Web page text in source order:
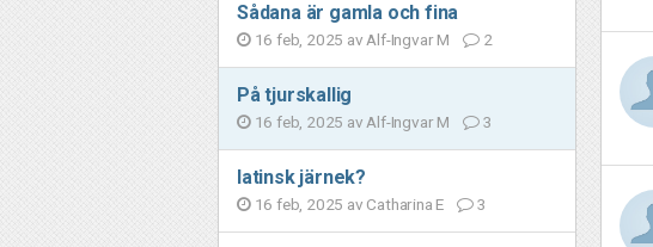
Sådana är gamla och fina
16 feb, 2025 av Alf-Ingvar M 2
På tjurskallig
16 feb, 2025 av Alf-Ingvar M 3
latinsk järnek?
16 feb, 2025 av Catharina E 3